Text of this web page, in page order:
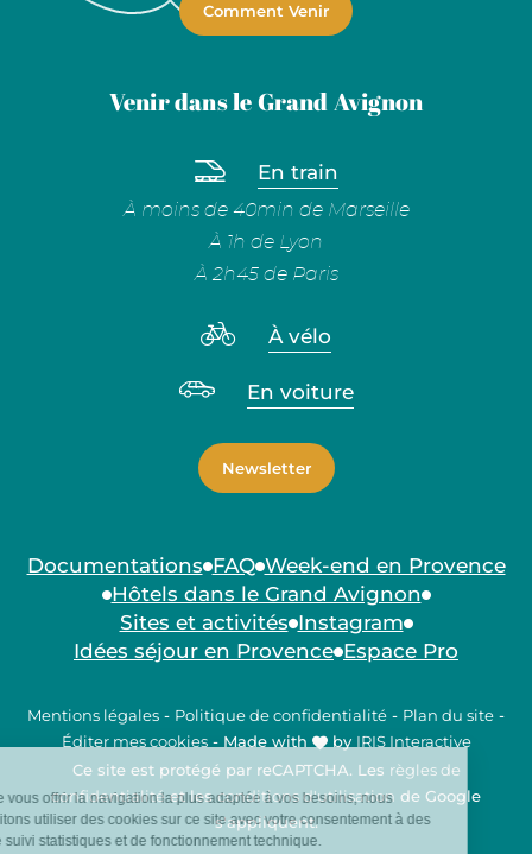
Comment Venir
Venir dans le Grand Avignon
En train
À moins de 40min de Marseille
À 1h de Lyon
À 2h45 de Paris
À vélo
En voiture
Newsletter
Documentations FAQ Week-end en Provence
Hôtels dans le Grand Avignon
Sites et activités Instagram
Idées séjour en Provence Espace Pro
Mentions légales - Politique de confidentialité - Plan du site -
Éditer mes cookies - Made with by IRIS Interactive
Ce site est protégé par reCAPTCHA. Les règles de
confidentialitéet lesconditions d'utilisation de Google
s'appliquent.